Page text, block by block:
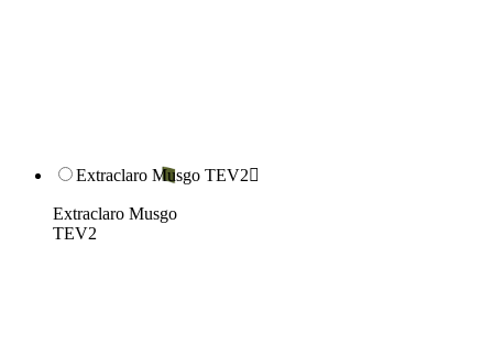
Extraclaro Musgo TEV2
Extraclaro Musgo
TEV2